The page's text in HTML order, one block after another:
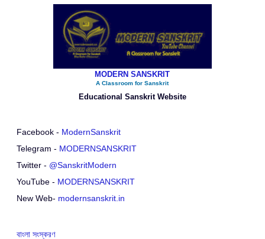
MODERN SANSKRIT
A Classroom for Sanskrit
Educational Sanskrit Website
Facebook - ModernSanskrit
Telegram - MODERNSANSKRIT
Twitter - @SanskritModern
YouTube - MODERNSANSKRIT
New Web- modernsanskrit.in
বাংলা সংস্করণ